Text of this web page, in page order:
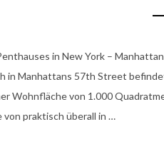
in New York –
in Manhattans 57th Street
Wohnfläche von 1.000
praktisch überall in …